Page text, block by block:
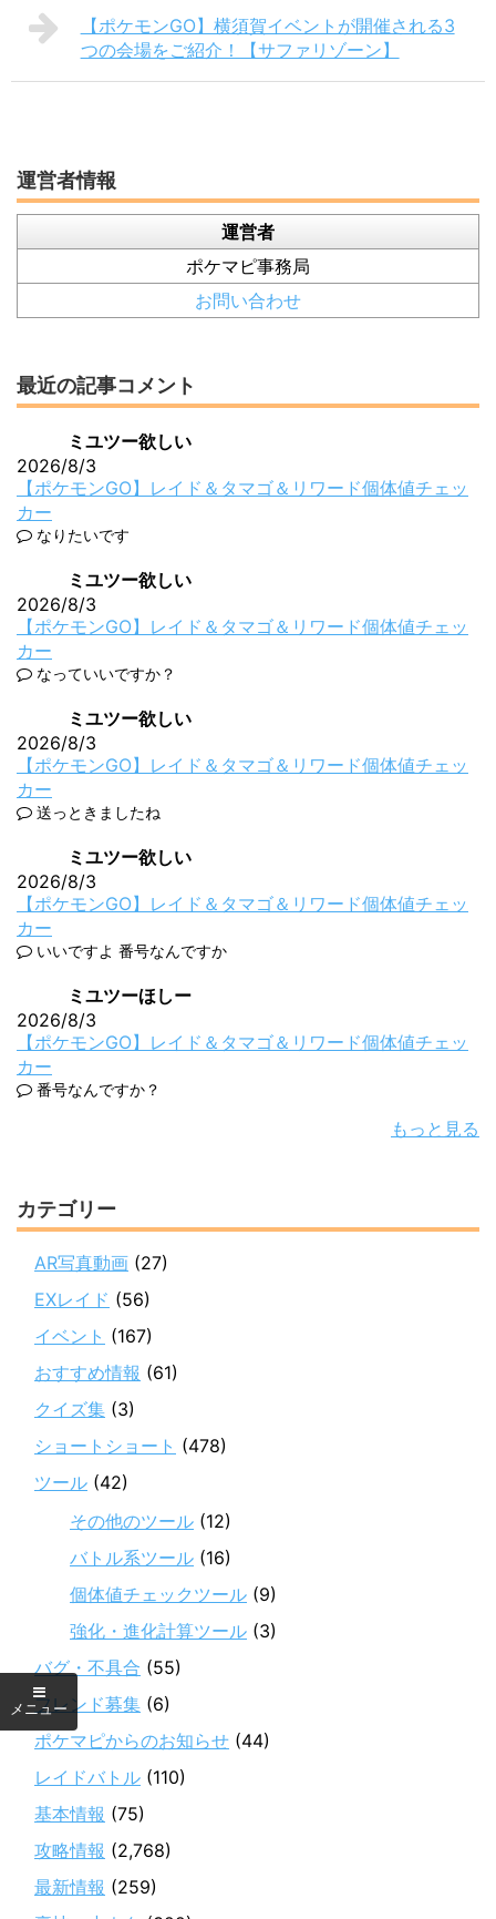
【ポケモンGO】横須賀イベントが開催される3
つの会場をご紹介！【サファリゾーン】
運営者情報
運営者
ポケマピ事務局
お問い合わせ
最近の記事コメント
ミユツー欲しい
2026/8/3
【ポケモンGO】レイド＆タマゴ＆リワード個体値チェッ
カー
なりたいです
ミユツー欲しい
2026/8/3
【ポケモンGO】レイド＆タマゴ＆リワード個体値チェッ
カー
なっていいですか？
ミユツー欲しい
2026/8/3
【ポケモンGO】レイド＆タマゴ＆リワード個体値チェッ
カー
送っときましたね
ミユツー欲しい
2026/8/3
【ポケモンGO】レイド＆タマゴ＆リワード個体値チェッ
カー
いいですよ 番号なんですか
ミユツーほしー
2026/8/3
【ポケモンGO】レイド＆タマゴ＆リワード個体値チェッ
カー
番号なんですか？
もっと見る
カテゴリー
AR写真動画 (27)
EXレイド (56)
イベント (167)
おすすめ情報 (61)
クイズ集 (3)
ショートショート (478)
ツール (42)
その他のツール (12)
バトル系ツール (16)
個体値チェックツール (9)
強化・進化計算ツール (3)
バグ・不具合 (55)
フレンド募集 (6)
ポケマピからのお知らせ (44)
レイドバトル (110)
基本情報 (75)
攻略情報 (2,768)
最新情報 (259)